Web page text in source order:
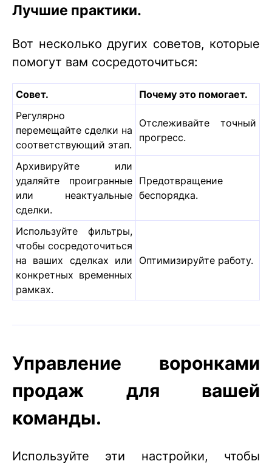
Лучшие практики.
Вот несколько других советов, которые
помогут вам сосредоточиться:
Совет.
Почему это помогает.
Регулярно
перемещайте сделки на
соответствующий этап.
Отслеживайте точный
прогресс.
Архивируйте или
удаляйте проигранные
или неактуальные
сделки.
Предотвращение
беспорядка.
Используйте фильтры,
чтобы сосредоточиться
на ваших сделках или
конкретных временных
рамках.
Оптимизируйте работу.
Управление воронками
продаж для вашей
команды.
Используйте эти настройки, чтобы